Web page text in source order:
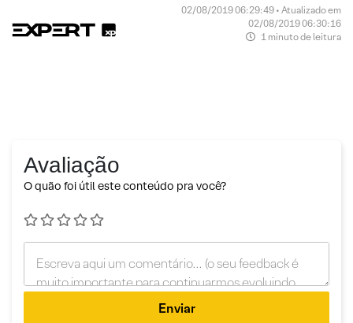
02/08/2019 06:29:49 • Atualizado em
02/08/2019 06:30:16
1 minuto de leitura
Avaliação
O quão foi útil este conteúdo pra você?
Enviar